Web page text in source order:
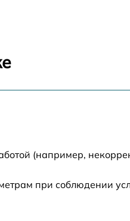
(например,
при соблюдении